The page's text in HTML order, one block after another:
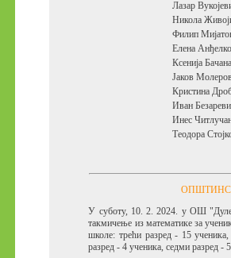
Лазар
Никола
Филип
Елена
Ксенија
Јаков
Кристина
Иван
Инес
Теодора
У суботу, 10. 2. 2024. у ОШ "Дуле
такмичење из математике за
школе: трећи разред - 15
разред - 4 ученика, седми разред -